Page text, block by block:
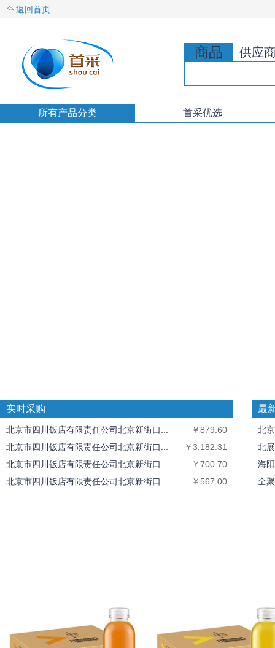
返回首页
商品 供应
所有产品分类 首采优选
实时采购
北京市四川饭店有限责任公司北京新街口...
￥879.60
北京市四川饭店有限责任公司北京新街口...
￥3,182.31
北京市四川饭店有限责任公司北京新街口...
￥700.70
北京市四川饭店有限责任公司北京新街口...
￥567.00
最
北
北
海
全